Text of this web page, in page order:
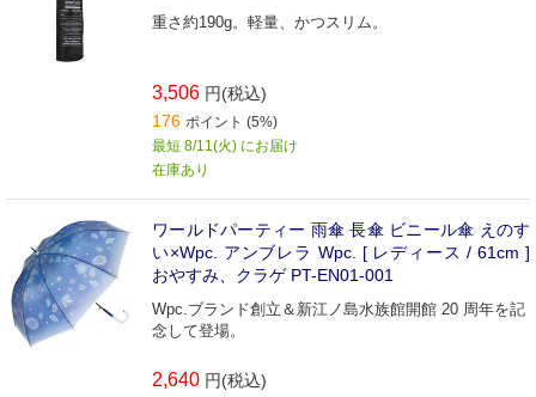
重さ約190g。軽量、かつスリム。
3,506 円(税込)
176 ポイント (5%)
最短 8/11(火) にお届け
在庫あり
ワールドパーティー 雨傘 長傘 ビニール傘 えのす
い×Wpc. アンブレラ Wpc. [ レディース / 61cm ]
おやすみ、クラゲ PT-EN01-001
Wpc.ブランド創立＆新江ノ島水族館開館 20 周年を記
念して登場。
2,640 円(税込)